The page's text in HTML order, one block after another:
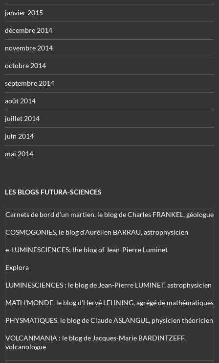
janvier 2015
décembre 2014
novembre 2014
octobre 2014
septembre 2014
août 2014
juillet 2014
juin 2014
mai 2014
LES BLOGS FUTURA-SCIENCES
Carnets de bord d’un martien, le blog de Charles FRANKEL, géologue
COSMOGONIES, le blog d'Aurélien BARRAU, astrophysicien
e-LUMINESCIENCES: the blog of Jean-Pierre Luminet
Explora
LUMINESCIENCES : le blog de Jean-Pierre LUMINET, astrophysicien
MATH'MONDE, le blog d'Hervé LEHNING, agrégé de mathématiques
PHYSMATIQUES, le blog de Claude ASLANGUL, physicien théoricien
VOLCANMANIA : le blog de Jacques-Marie BARDINTZEFF,
volcanologue